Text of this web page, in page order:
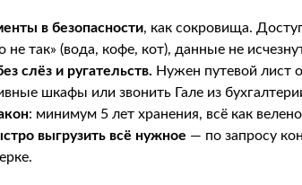
в безопасности, как сокровища.
не так» (вода, кофе, кот), данные не
слёз и ругательств. Нужен путевой лист
шкафы или звонить Гале из
: минимум 5 лет хранения, всё как
выгрузить всё нужное — по запросу